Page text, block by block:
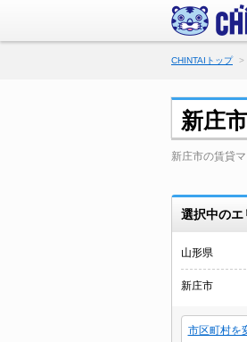
CHINTAIトップ
新庄
新庄市の賃貸
選択中のエ
山形県
新庄市
市区町村を